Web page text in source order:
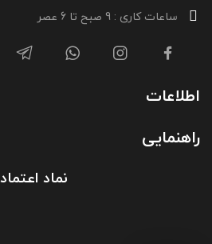
ساعات کاری : 9 صبح تا 6 عصر
اطلاعات
راهنمایی
نماد اعتماد